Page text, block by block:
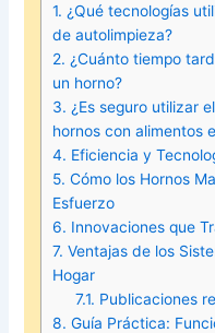
1. ¿Qué tecnologías
de autolimpieza?
2. ¿Cuánto tiempo
un horno?
3. ¿Es seguro utilizar
hornos con alimentos
4. Eficiencia y
5. Cómo los Hornos
Esfuerzo
6. Innovaciones que
7. Ventajas de los
Hogar
7.1. Publicaciones
8. Guía Práctica: